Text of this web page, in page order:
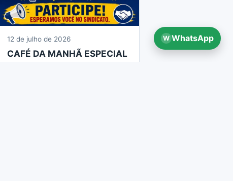
12 de julho de 2026
CAFÉ DA MANHÃ ESPECIAL
W WhatsApp